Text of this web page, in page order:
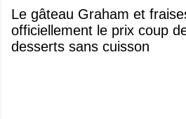
Le gâteau Graham et fraises se mérite
officiellement le prix coup
desserts sans cuisson